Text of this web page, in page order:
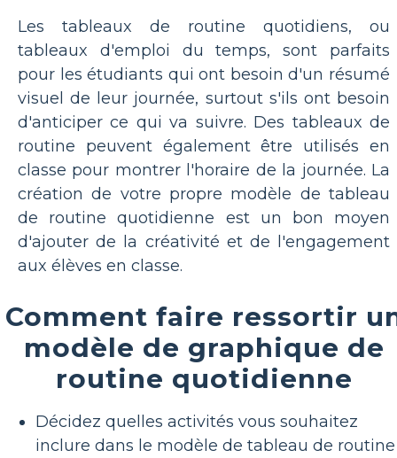
Les tableaux de routine quotidiens, ou
tableaux d'emploi du temps, sont parfaits
pour les étudiants qui ont besoin d'un résumé
visuel de leur journée, surtout s'ils ont besoin
d'anticiper ce qui va suivre. Des tableaux de
routine peuvent également être utilisés en
classe pour montrer l'horaire de la journée. La
création de votre propre modèle de tableau
de routine quotidienne est un bon moyen
d'ajouter de la créativité et de l'engagement
aux élèves en classe.
Comment faire ressortir
modèle de graphique de
routine quotidienne
Décidez quelles activités vous souhaitez
inclure dans le modèle de tableau de routine